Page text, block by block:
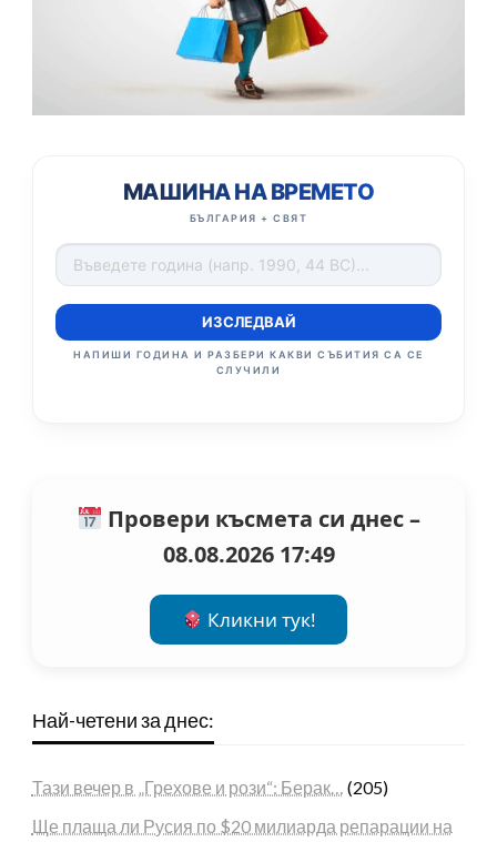
МАШИНА НА ВРЕМЕТО
БЪЛГАРИЯ + СВЯТ
ИЗСЛЕДВАЙ
НАПИШИ ГОДИНА И РАЗБЕРИ КАКВИ СЪБИТИЯ СА СЕ
СЛУЧИЛИ
Провери късмета си днес –
08.08.2026 17:49
Кликни тук!
Най-четени за днес:
Тази вечер в „Грехове и рози“: Берак… (205)
Ще плаща ли Русия по $20 милиарда репарации на